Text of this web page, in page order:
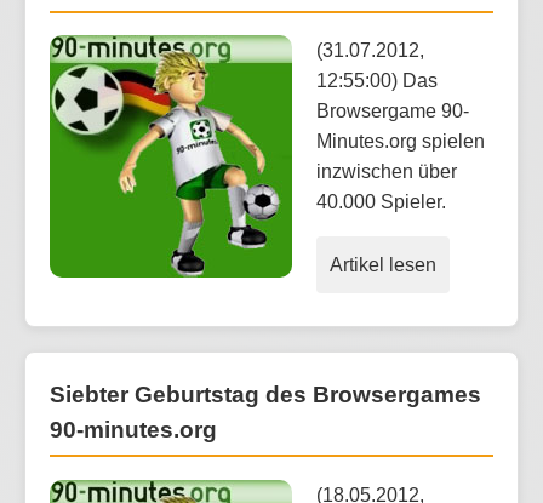
(31.07.2012,
12:55:00) Das
Browsergame 90-
Minutes.org spielen
inzwischen über
40.000 Spieler.
Artikel lesen
Siebter Geburtstag des Browsergames
90-minutes.org
(18.05.2012,